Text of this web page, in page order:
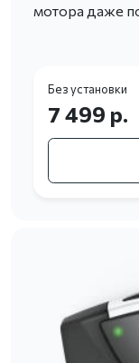
мотора даже
Без установки
7 499 р.